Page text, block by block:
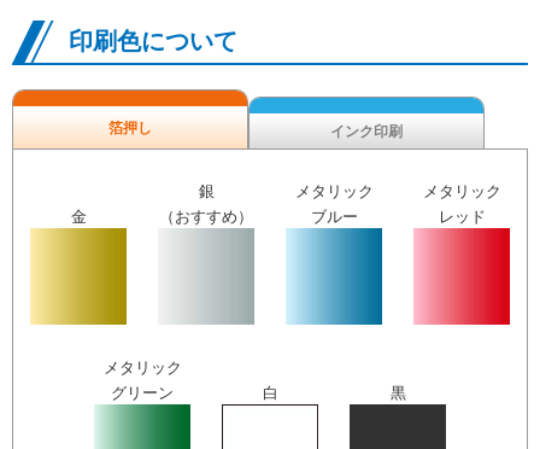
印刷色について
箔押し インク印刷
金
銀
（おすすめ）
メタリック
ブルー
メタリック
レッド
メタリック
グリーン
白 黒